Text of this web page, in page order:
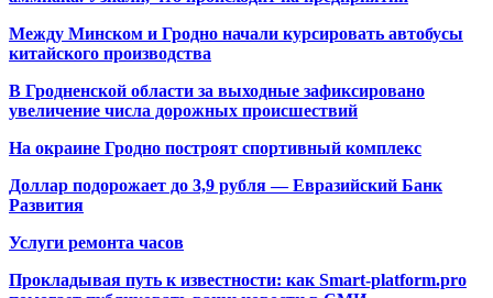
Между Минском и Гродно начали курсировать автобусы
китайского производства
В Гродненской области за выходные зафиксировано
увеличение числа дорожных происшествий
На окраине Гродно построят спортивный комплекс
Доллар подорожает до 3,9 рубля — Евразийский Банк
Развития
Услуги ремонта часов
Прокладывая путь к известности: как Smart-platform.pro